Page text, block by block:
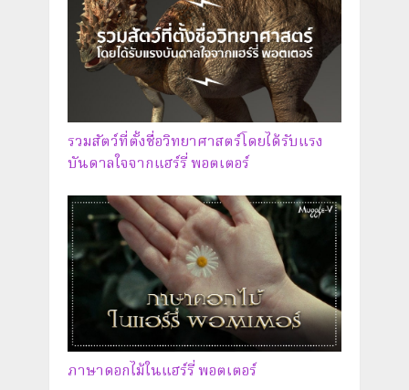
รวมสัตว์ที่ตั้งชื่อวิทยาศาสตร์โดยได้รับแรง
บันดาลใจจากแฮร์รี่ พอตเตอร์
ภาษาดอกไม้ในแฮร์รี่ พอตเตอร์